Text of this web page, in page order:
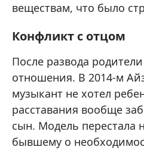
веществам, что было
Конфликт с отцом
После развода
отношения. В 2014-м
музыкант не хотел
расставания вообще
сын. Модель перестала
бывшему о